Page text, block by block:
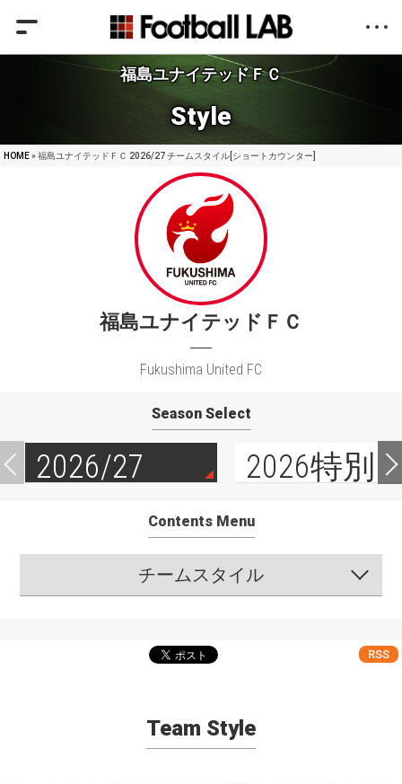
福島ユナイテッドＦＣ
Style
HOME» 福島ユナイテッドＦＣ 2026/27 チームスタイル[ショートカウンター]
福島ユナイテッドＦＣ
Fukushima United FC
Season Select
2026/27 2026特別
Contents Menu
チームスタイル
RSS
Team Style